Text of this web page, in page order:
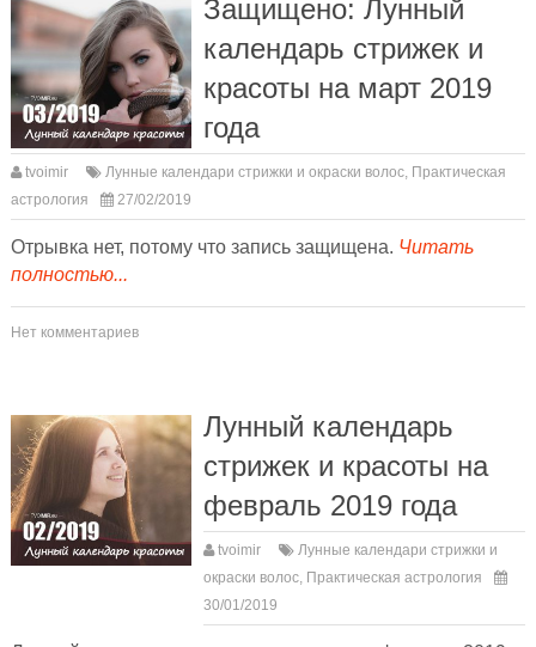
Защищено: Лунный
календарь стрижек и
красоты на март 2019
года
tvoimir Лунные календари стрижки и окраски волос, Практическая
астрология
27/02/2019
Отрывка нет, потому что запись защищена. Читать
полностью...
Нет комментариев
Лунный календарь
стрижек и красоты на
февраль 2019 года
tvoimir
Лунные календари стрижки и
окраски волос, Практическая астрология
30/01/2019